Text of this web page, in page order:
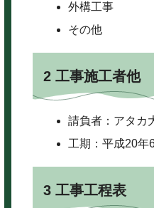
外構工事
その他
2 工事施工者他
請負者：アタカ
工期：平成20年
3 工事工程表